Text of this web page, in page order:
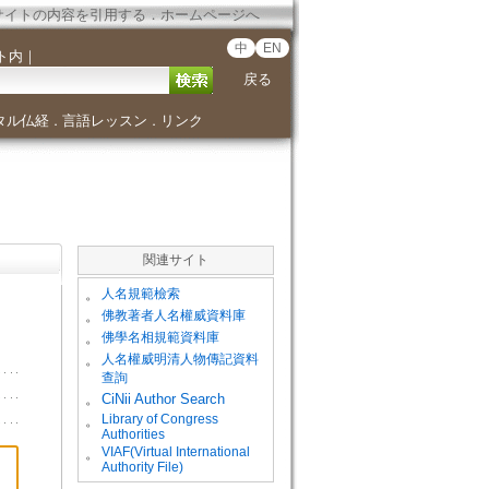
イトの内容を引用する．ホームページへ
内 ｜ 中 EN
戻る
ル仏経． 言語レッスン ． リンク
関連サイト
。 人名規範檢索
。 佛教著者人名權威資料庫
。 佛學名相規範資料庫
。
人名權威明清人物傳記資料
查詢
。
CiNii Author Search
。
Library of Congress
Authorities
。
VIAF(Virtual International
Authority File)